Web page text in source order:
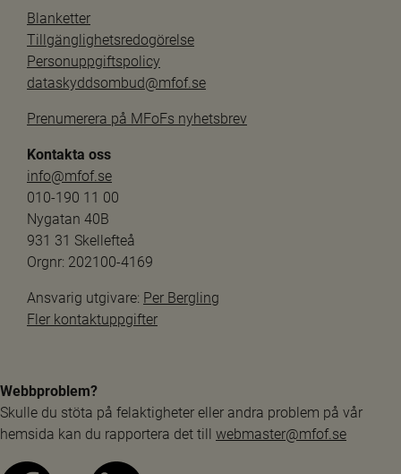
Blanketter
Tillgänglighetsredogörelse
Personuppgiftspolicy
dataskyddsombud@mfof.se
Prenumerera på MFoFs nyhetsbrev
Kontakta oss
info@mfof.se
010-190 11 00
Nygatan 40B
931 31 Skellefteå
Orgnr: 202100-4169
Ansvarig utgivare: Per Bergling
Fler kontaktuppgifter
Webbproblem?
Skulle du stöta på felaktigheter eller andra problem på vår
hemsida kan du rapportera det till webmaster@mfof.se